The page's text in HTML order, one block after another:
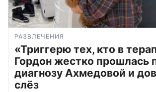
РАЗВЛЕЧЕНИЯ
«Триггерю тех, кто в
Гордон жестко прошлась
диагнозу Ахмедовой и
слёз